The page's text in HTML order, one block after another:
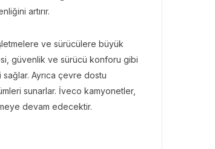
artırır.
ve sürücülere büyük
güvenlik ve sürücü konforu gibi
Ayrıca çevre dostu
sunarlar. İveco kamyonetler,
devam edecektir.
En Lüks